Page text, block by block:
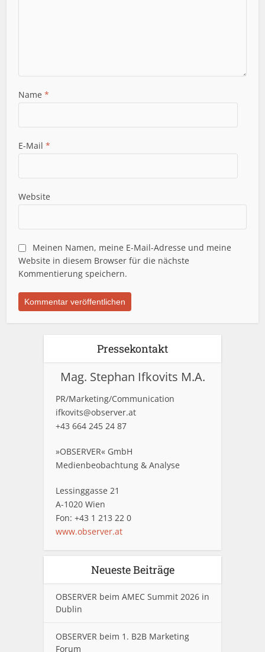
Name*
E-Mail*
Website
Meinen Namen, meine E-Mail-Adresse und meine
Website in diesem Browser für die nächste
Kommentierung speichern.
Pressekontakt
Mag. Stephan Ifkovits M.A.
PR/Marketing/Communication
ifkovits@observer.at
+43 664 245 24 87
»OBSERVER« GmbH
Medienbeobachtung & Analyse
Lessinggasse 21
A-1020 Wien
Fon: +43 1 213 22 0
www.observer.at
Neueste Beiträge
OBSERVER beim AMEC Summit 2026 in
Dublin
OBSERVER beim 1. B2B Marketing
Forum